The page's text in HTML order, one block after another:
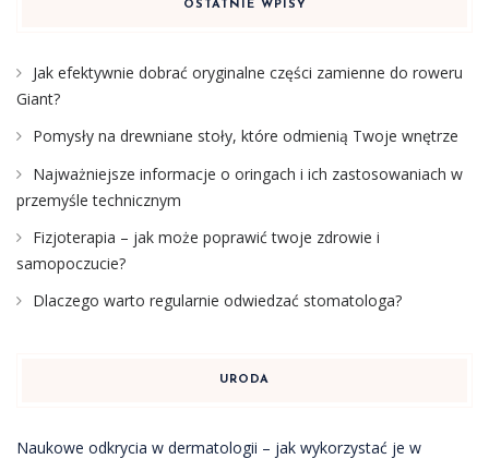
OSTATNIE WPISY
Jak efektywnie dobrać oryginalne części zamienne do roweru
Giant?
Pomysły na drewniane stoły, które odmienią Twoje wnętrze
Najważniejsze informacje o oringach i ich zastosowaniach w
przemyśle technicznym
Fizjoterapia – jak może poprawić twoje zdrowie i
samopoczucie?
Dlaczego warto regularnie odwiedzać stomatologa?
URODA
Naukowe odkrycia w dermatologii – jak wykorzystać je w